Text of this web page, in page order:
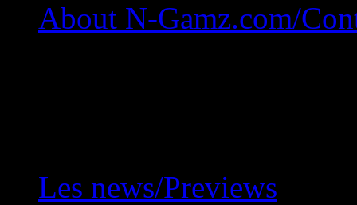
About N-Gamz.com/
Les news/Previews